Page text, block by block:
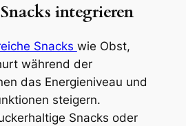
integrieren
Snacks wie Obst,
während der
das Energieniveau und
steigern.
Snacks oder